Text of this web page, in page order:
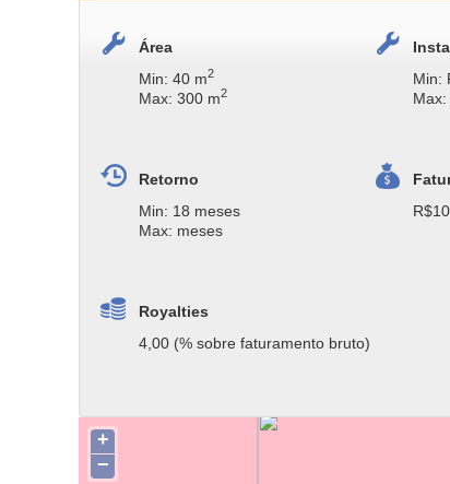
Área
Min: 40 m2
Max: 300 m2
Min:
Max:
Retorno
Min: 18 meses
Max: meses
Royalties
4,00 (% sobre faturamento bruto)
+
−